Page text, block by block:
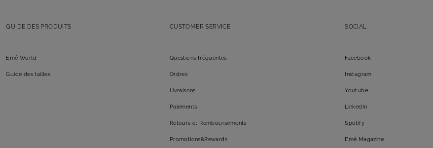
GUIDE DES PRODUITS
Emé World
Guide des tailles
CUSTOMER SERVICE
Questions fréquentes
Ordres
Livraisons
Paiements
Retours et Remboursements
Promotions&Rewards
SOCIAL
Facebook
Instagram
Youtube
LinkedIn
Spotify
Emé Magazine